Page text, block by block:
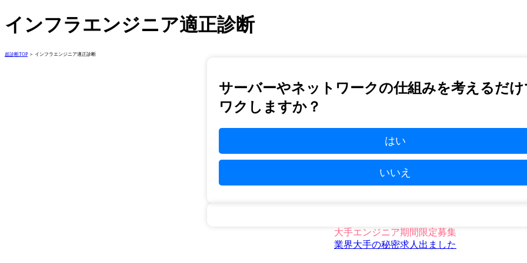
インフラエンジニア適正診断
超診断TOP ＞ インフラエンジニア適正診断
サーバーやネットワークの仕組みを考えるだ
ワクしますか？
はい
いいえ
大手エンジニア期間限定募集
業界大手の秘密求人出ました